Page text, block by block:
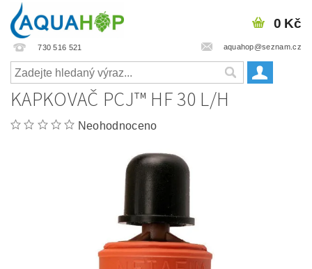
730 516 521 aquahop@seznam.cz
0 Kč
KAPKOVAČ PCJ™ HF 30 L/H
Neohodnoceno